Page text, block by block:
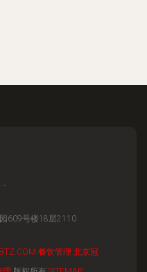
-
609号楼18层2110
餐饮管理 北京冠